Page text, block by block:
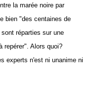
la marée noire par
bien "des centaines de
réparties sur une
repérer". Alors quoi?
experts n'est ni unanime ni